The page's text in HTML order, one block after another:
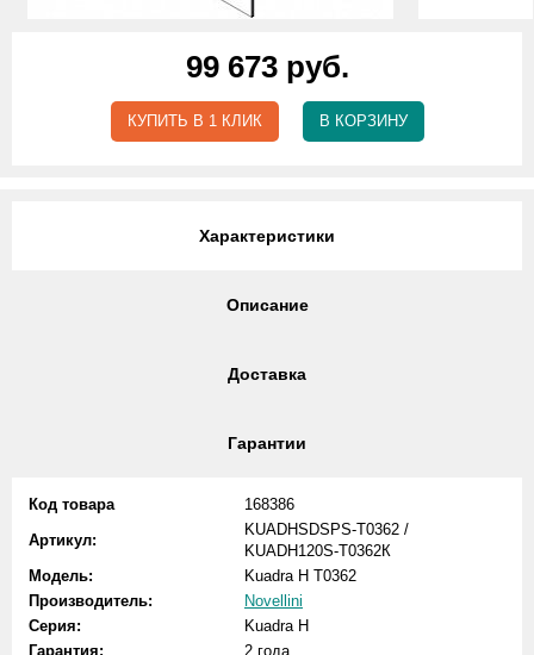
99 673 руб.
КУПИТЬ В 1 КЛИК В КОРЗИНУ
Характеристики
Описание
Доставка
Гарантии
Код товара
168386
Артикул:
KUADHSDSPS-T0362 /
KUADH120S-T0362К
Модель:
Kuadra H T0362
Производитель:
Novellini
Серия:
Kuadra H
Гарантия:
2 года